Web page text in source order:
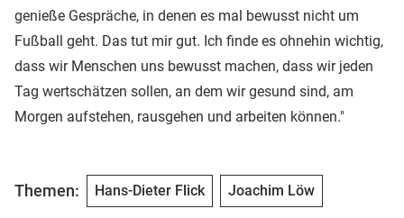
genieße Gespräche, in denen es mal bewusst nicht um
Fußball geht. Das tut mir gut. Ich finde es ohnehin wichtig,
dass wir Menschen uns bewusst machen, dass wir jeden
Tag wertschätzen sollen, an dem wir gesund sind, am
Morgen aufstehen, rausgehen und arbeiten können."
Themen: Hans-Dieter Flick Joachim Löw